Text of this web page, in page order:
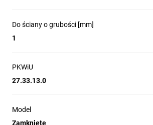
Do ściany o grubości [mm]
1
PKWiU
27.33.13.0
Model
Zamknięte